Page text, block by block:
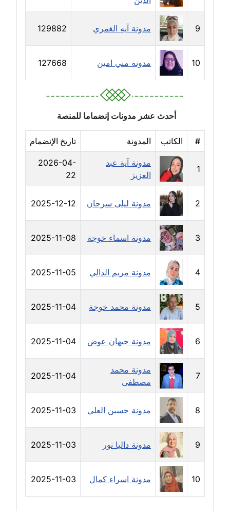
مدونة دعاء الشاهد
عاملة
مدونة دينا عاصم
عاملة
مدونة دينا منير
عاملة
عاملة
مدونة رانيا ثروت
عاملة
مدونة رجاء دياب
عاملة
مدونة رحاب منيعم
عاملة
مدونة رشا السعدي
عاملة
مدونة رشا شمس الدين
عاملة
مدونة رشا كمال
عاملة
مدونة رشا ماهر
مدونة رشيد سبابو
عاملة
مدونة رفعت عراقي
عاملة
9 مدونة آيه الغمري 129882
10 مدونة مني امين 127668
أحدث عشر مدونات إنضماما للمنصة
# الكاتب المدونة تاريخ الإنضمام
1
مدونة آية عبد
العزيز
2026-04-
22
2 مدونة ليلى سرحان 2025-12-12
3 مدونة اسماء خوجة 2025-11-08
4 مدونة مريم الدالي 2025-11-05
5 مدونة محمد خوجة 2025-11-04
6 مدونة جيهان عوض 2025-11-04
7
مدونة محمد
مصطفى
2025-11-04
8 مدونة حسين العلي 2025-11-03
9 مدونة داليا نور 2025-11-03
10 مدونة اسراء كمال 2025-11-03